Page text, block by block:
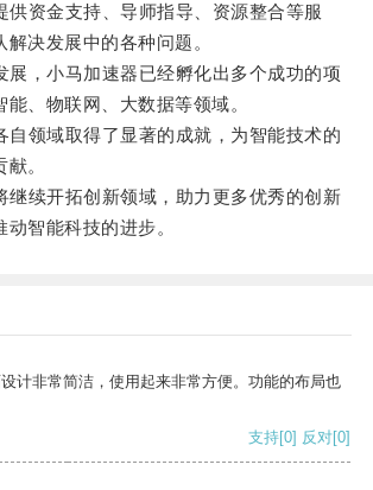
资金支持、导师指导、资源整合等服
决发展中的各种问题。
，小马加速器已经孵化出多个成功的项
能、物联网、大数据等领域。
领域取得了显著的成就，为智能技术的
。
续开拓创新领域，助力更多优秀的创新
智能科技的进步。
计非常简洁，使用起来非常方便。功能的布局也
支持[0] 反对[0]